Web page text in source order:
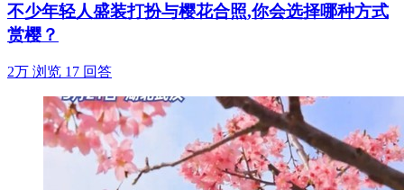
不少年轻人盛装打扮与樱花合照,你会选择哪种方式
赏樱？
2万 浏览 17 回答